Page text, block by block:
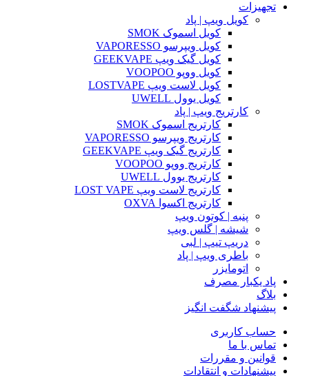
تجهیزات
کویل ویپ | پاد
کویل اسموک SMOK
کویل ویپرسو VAPORESSO
کویل گیک ویپ GEEKVAPE
کویل ووپو VOOPOO
کویل لاست ویپ LOSTVAPE
کویل یوول UWELL
کارتریج ویپ | پاد
کارتریج اسموک SMOK
کارتریج ویپرسو VAPORESSO
کارتریج گیک ویپ GEEKVAPE
کارتریج ووپو VOOPOO
کارتریج یوول UWELL
کارتریج لاست ویپ LOST VAPE
کارتریج اکسوا OXVA
پنبه | کوتون ویپ
شیشه | گلس ویپ
دریپ تیپ | لبی
باطری ویپ | پاد
اتومایزر
پاد یکبار مصرف
بلاگ
پیشنهاد شگفت انگیز
حساب کاربری
تماس با ما
قوانین و مقررات
پیشنهادات و انتقادات